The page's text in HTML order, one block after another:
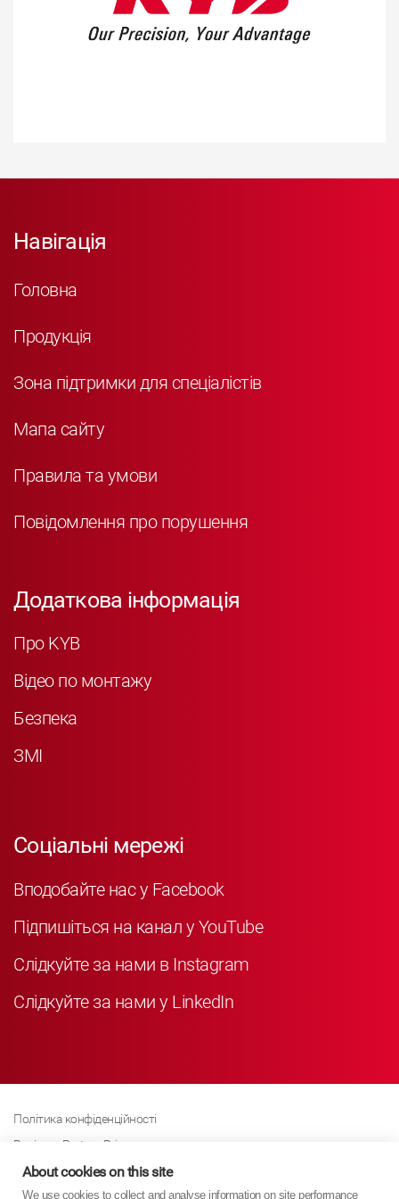
Навігація
Головна
Продукція
Зона підтримки для спеціалістів
Мапа сайту
Правила та умови
Повідомлення про порушення
Додаткова інформація
Про KYB
Відео по монтажу
Безпека
ЗМІ
Соціальні мережі
Вподобайте нас у Facebook
Підпишіться на канал у YouTube
Слідкуйте за нами в Instagram
Слідкуйте за нами у LinkedIn
Політика конфіденційності
Business Partner Privacy
Політика щодо файлів cookie
Сучасна політика Закону про рабство
About cookies on this site
We use cookies to collect and analyse information on site performance